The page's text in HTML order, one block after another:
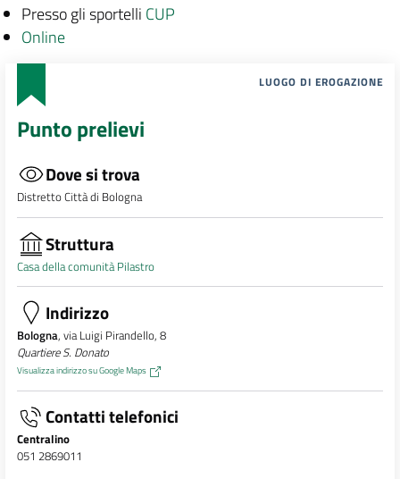
Presso gli sportelli CUP
Online
LUOGO DI EROGAZIONE
Punto prelievi
Dove si trova
Distretto Città di Bologna
Struttura
Casa della comunità Pilastro
Indirizzo
Bologna, via Luigi Pirandello, 8
Quartiere S. Donato
Visualizza indirizzo su Google Maps
Contatti telefonici
Centralino
051 2869011